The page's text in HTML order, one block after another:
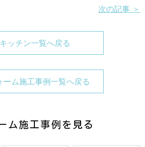
次の記事 ＞
キッチン一覧へ戻る
ーム施工事例一覧へ戻る
ム施工事例を見る